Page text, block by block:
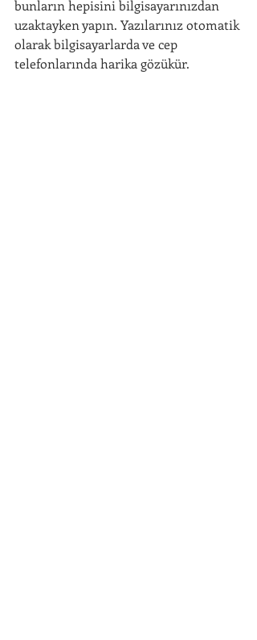
Projeler
bunların hepisini bilgisayarınızdan
uzaktayken yapın. Yazılarınız otomatik
olarak bilgisayarlarda ve cep
telefonlarında harika gözükür.